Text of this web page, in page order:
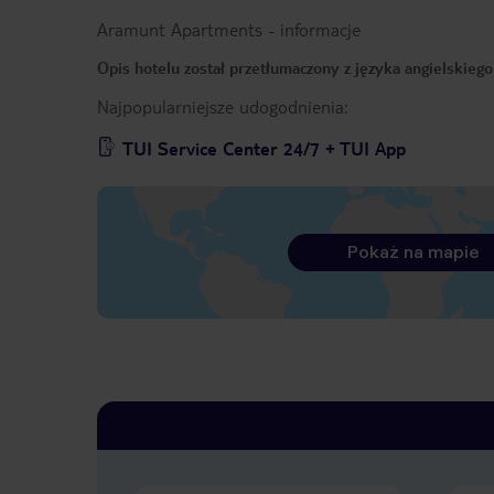
Aramunt Apartments - informacje
Opis hotelu został przetłumaczony z języka
Najpopularniejsze udogodnienia:
TUI Service Center 24/7 + TUI App
Pokaż na mapie